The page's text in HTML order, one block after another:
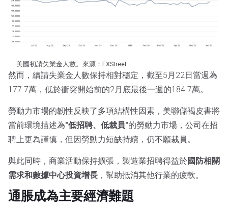
美國初請失業金人數。來源：FXStreet
然而，續請失業金人數保持相對穩定，截至5月22日當週為
177.7萬，低於衝突開始前的2月底最後一週的184.7萬。
勞動力市場的韌性反映了多項結構性因素，美聯儲褐皮書將
當前環境描述為"低招聘、低裁員"的勞動力市場，公司在招
聘上更為謹慎，但因勞動力短缺持續，仍不願裁員。
與此同時，商業活動保持擴張，製造業招聘得益於 國防相關
需求和數據中心投資增長 ，幫助抵消其他行業的疲軟。
通脹成為主要經濟難題